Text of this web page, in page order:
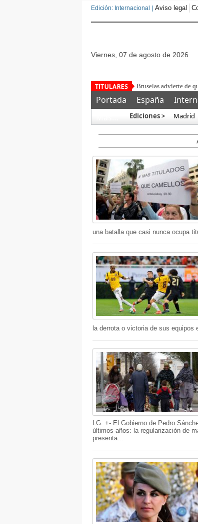
Edición: Internacional | Aviso legal
viernes, 07 de agosto de 2026
Detenido un mar
Portada España
Ediciones > Madrid
una batalla que casi nunca ocupa
la derrota o victoria de sus
LG. +- El Gobierno de Pedro
últimos años: la regularización de
presenta...